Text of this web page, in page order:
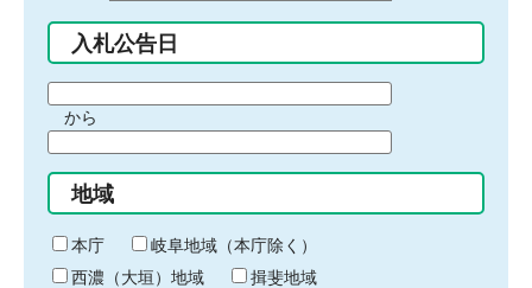
入札公告日
間
始
り
から
間
終
わ
り
地域
本庁
岐阜地域（本庁除く）
西濃（大垣）地域
揖斐地域